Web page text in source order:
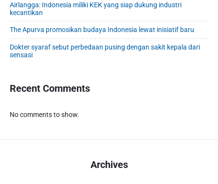
a
r
Airlangga: Indonesia miliki KEK yang siap dukung industri
kecantikan
The Apurva promosikan budaya Indonesia lewat inisiatif baru
Dokter syaraf sebut perbedaan pusing dengan sakit kepala dari
sensasi
Recent Comments
No comments to show.
Archives